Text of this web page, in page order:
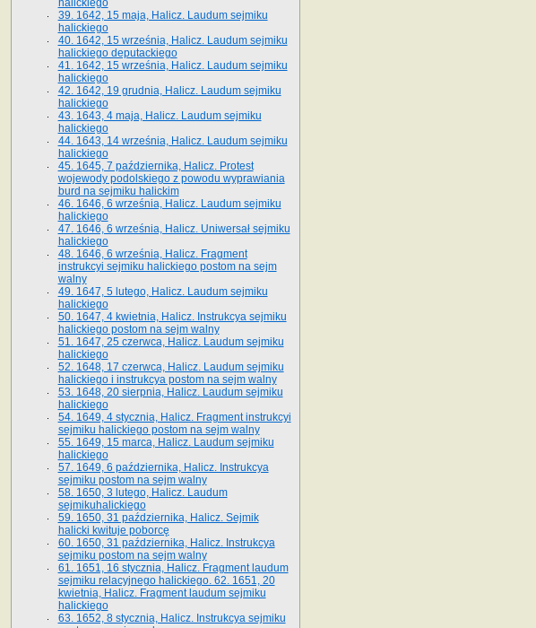
halickiego
39. 1642, 15 maja, Halicz. Laudum sejmiku
halickiego
40. 1642, 15 września, Halicz. Laudum sejmiku
halickiego deputackiego
41. 1642, 15 września, Halicz. Laudum sejmiku
halickiego
42. 1642, 19 grudnia, Halicz. Laudum sejmiku
halickiego
43. 1643, 4 maja, Halicz. Laudum sejmiku
halickiego
44. 1643, 14 września, Halicz. Laudum sejmiku
halickiego
45. 1645, 7 października, Halicz. Protest
wojewody podolskiego z powodu wyprawiania
burd na sejmiku halickim
46. 1646, 6 września, Halicz. Laudum sejmiku
halickiego
47. 1646, 6 września, Halicz. Uniwersał sejmiku
halickiego
48. 1646, 6 września, Halicz. Fragment
instrukcyi sejmiku halickiego postom na sejm
walny
49. 1647, 5 lutego, Halicz. Laudum sejmiku
halickiego
50. 1647, 4 kwietnia, Halicz. Instrukcya sejmiku
halickiego postom na sejm walny
51. 1647, 25 czerwca, Halicz. Laudum sejmiku
halickiego
52. 1648, 17 czerwca, Halicz. Laudum sejmiku
halickiego i instrukcya postom na sejm walny
53. 1648, 20 sierpnia, Halicz. Laudum sejmiku
halickiego
54. 1649, 4 stycznia, Halicz. Fragment instrukcyi
sejmiku halickiego postom na sejm walny
55. 1649, 15 marca, Halicz. Laudum sejmiku
halickiego
57. 1649, 6 października, Halicz. Instrukcya
sejmiku postom na sejm walny
58. 1650, 3 lutego, Halicz. Laudum
sejmikuhalickiego
59. 1650, 31 października, Halicz. Sejmik
halicki kwituje poborcę
60. 1650, 31 października, Halicz. Instrukcya
sejmiku postom na sejm walny
61. 1651, 16 stycznia, Halicz. Fragment laudum
sejmiku relacyjnego halickiego. 62. 1651, 20
kwietnia, Halicz. Fragment laudum sejmiku
halickiego
63. 1652, 8 stycznia, Halicz. Instrukcya sejmiku